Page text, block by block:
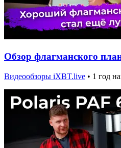
Обзор флагманского
Видеообзоры iXBT.live • 1 год